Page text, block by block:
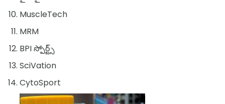
MuscleTech
MRM
BPI స్పోర్ట్స్
SciVation
CytoSport